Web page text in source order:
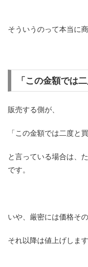
そういうのって本当に
「この金額では
販売する側が、
「この金額では二度と
と言っている場合は、
です。
いや、厳密には価格そ
それ以降は値上げします